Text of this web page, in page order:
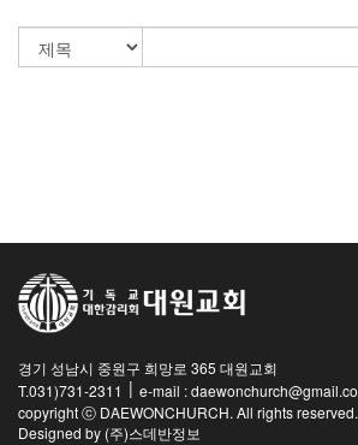
경기 성남시 중원구 희망로 365 대원교회
T.031)731-2311 | e-mail :
copyright ⓒ DAEWONCHURCH. All rights reserved.
Designed by (주)스데반정보